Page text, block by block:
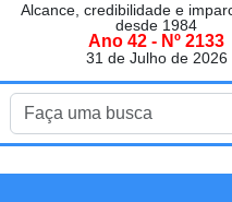
Alcance, credibilidade e
desde 1984
Ano 42 - Nº 2133
31 de Julho de 2026